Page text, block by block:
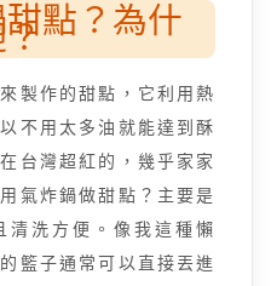
點？為什
製作的甜點，它利用熱
不用太多油就能達到酥
台灣超紅的，幾乎家家
氣炸鍋做甜點？主要是
清洗方便。像我這種懶
籃子通常可以直接丟進